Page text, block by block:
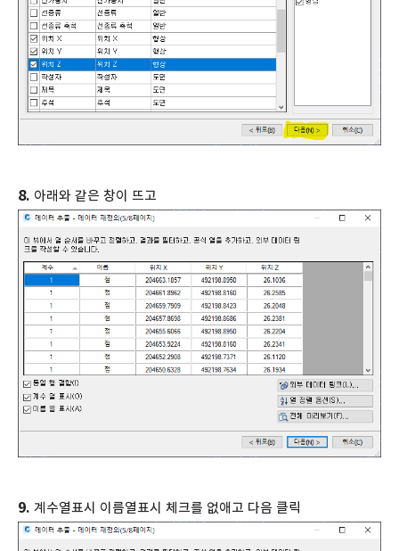
8. 아래와 같은 창이 뜨고
9. 계수열표시 이름열표시 체크를 없애고 다음 클릭